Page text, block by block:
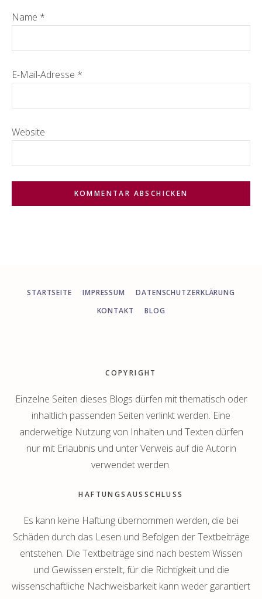
Name *
E-Mail-Adresse *
Website
STARTSEITE IMPRESSUM
DATENSCHUTZERKLÄRUNG
KONTAKT
BLOG
COPYRIGHT
Einzelne Seiten dieses Blogs dürfen mit thematisch oder
inhaltlich passenden Seiten verlinkt werden. Eine
anderweitige Nutzung von Inhalten und Texten dürfen
nur mit Erlaubnis und unter Verweis auf die Autorin
verwendet werden.
HAFTUNGSAUSSCHLUSS
Es kann keine Haftung übernommen werden, die bei
Schäden durch das Lesen und Befolgen der Textbeiträge
entstehen. Die Textbeiträge sind nach bestem Wissen
und Gewissen erstellt, für die Richtigkeit und die
wissenschaftliche Nachweisbarkeit kann weder garantiert